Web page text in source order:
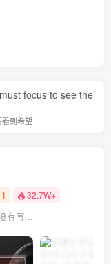
focus to see the
到希望
1 32.7W+
有写...